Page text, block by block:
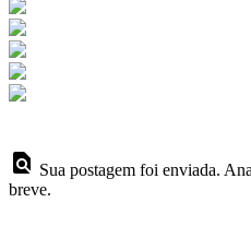
Sua postagem foi enviada.
breve.